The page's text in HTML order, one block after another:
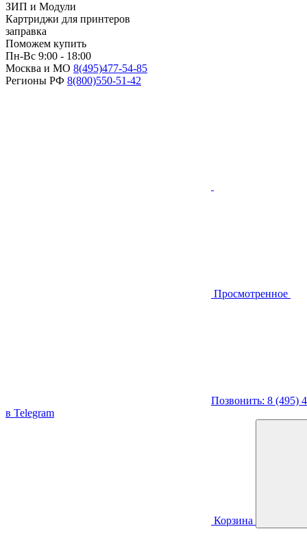
ЗИП и Модули
Картриджи для принтеров
заправка
Поможем купить
Пн-Вс 9:00 - 18:00
Москва и МО 8(495)477-54-85
Регионы РФ 8(800)550-51-42
Просмотренное
Позвонить: 8 (495)
в Telegram
Корзина